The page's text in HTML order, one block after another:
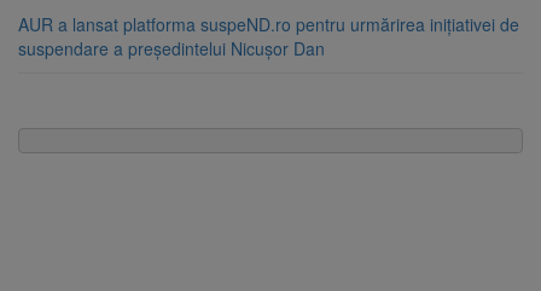
AUR a lansat platforma suspeND.ro pentru urmărirea inițiativei de
suspendare a președintelui Nicușor Dan